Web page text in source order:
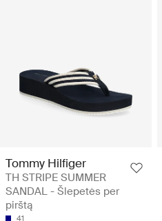
Tommy Hilfiger
TH STRIPE SUMMER
SANDAL - Šlepetės per
pirštą
41